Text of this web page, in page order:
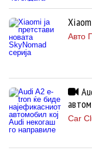
Авто
Car